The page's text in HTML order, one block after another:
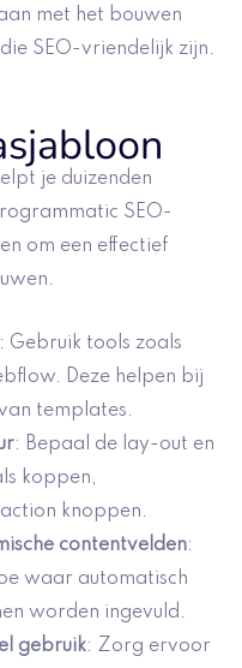
met het bouwen
die SEO-vriendelijk zijn.
je duizenden
SEO-
om een effectief
: Gebruik tools zoals
Deze helpen bij
templates.
: Bepaal de lay-out en
koppen,
knoppen.
contentvelden:
waar automatisch
worden ingevuld.
gebruik: Zorg ervoor